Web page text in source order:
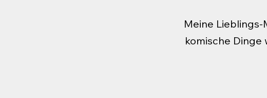
Meine
komische Dinge